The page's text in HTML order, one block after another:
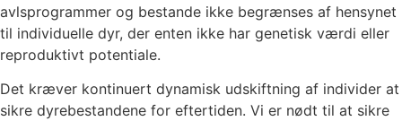
avlsprogrammer og bestande ikke begrænses af hensynet
til individuelle dyr, der enten ikke har genetisk værdi eller
reproduktivt potentiale.
Det kræver kontinuert dynamisk udskiftning af individer at
sikre dyrebestandene for eftertiden. Vi er nødt til at sikre